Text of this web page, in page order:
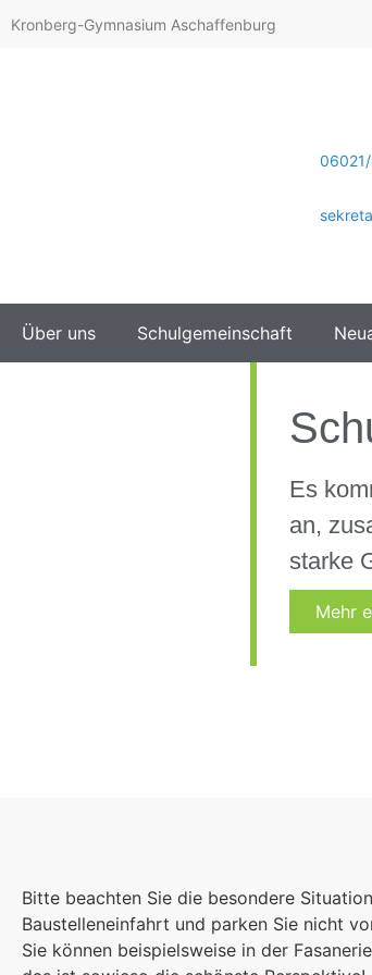
Kronberg-Gymnasium Aschaffenburg
Über uns Schulgemeinschaft
Es
an,
starke
Mehr
Bitte beachten Sie die besondere
Baustelleneinfahrt und parken Sie nicht
Sie können beispielsweise in der